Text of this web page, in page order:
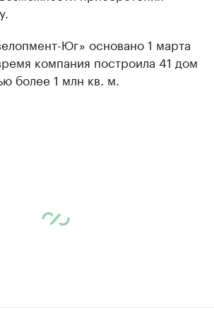
Юг» основано 1 марта
компания построила 41 дом
более 1 млн кв. м.